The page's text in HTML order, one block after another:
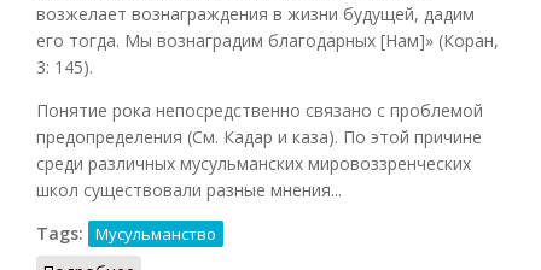
возжелает вознаграждения в жизни будущей, дадим
его тогда. Мы вознаградим благодарных [Нам]» (Коран,
3: 145).
Понятие рока непосредственно связано с проблемой
предопределения (См. Кадар и каза). По этой причине
среди различных мусульманских мировоззренческих
школ существовали разные мнения...
Tags:
Мусульманство